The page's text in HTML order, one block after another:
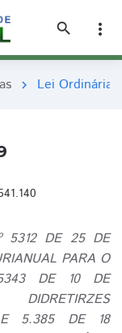
search
more_vert
chevron_right Lei Ordinária
5312 DE 25 DE
PARA O
DE 10 DE
E 5.385 DE 18